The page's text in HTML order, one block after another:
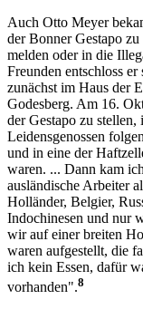
Auch Otto Meyer
der Bonner Gestapo
melden oder in die
Freunden entschloss
zunächst im Haus der
Godesberg. Am 16.
der Gestapo zu
Leidensgenossen
und in eine der
waren. ... Dann kam
ausländische Arbeiter
Holländer, Belgier,
Indochinesen und nur
wir auf einer breiten
waren aufgestellt, die
ich kein Essen, dafür
vorhanden".8